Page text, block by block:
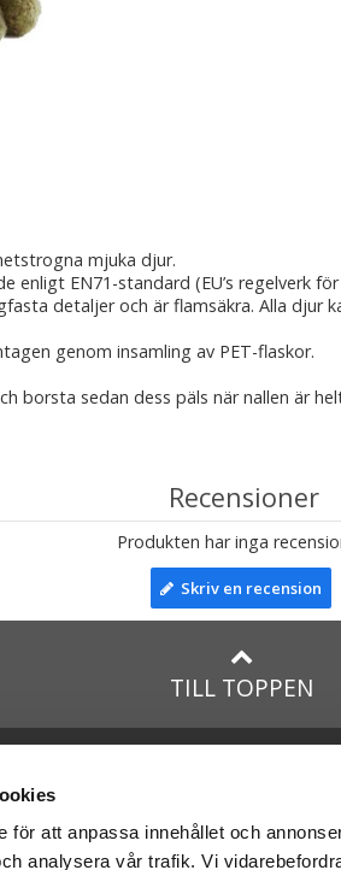
för att anpassa innehållet och
analysera vår trafik. Vi
mjuka djur.
enligt EN71-standard (EU’s regelverk
detaljer och är flamsäkra. Alla djur
genom insamling av PET-flaskor.
borsta sedan dess päls när nallen är
Recensioner
Produkten har inga
Skriv en recension
TILL TOPPEN